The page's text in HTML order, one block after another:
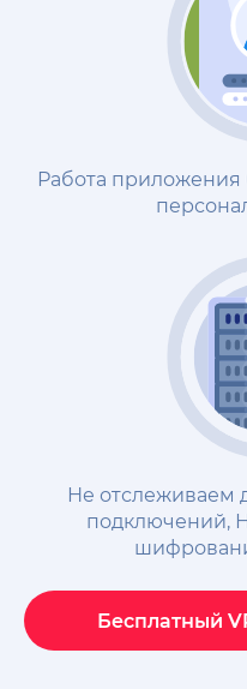
Работа приложения
Не отслеживаем
подключений,
Бесплатный